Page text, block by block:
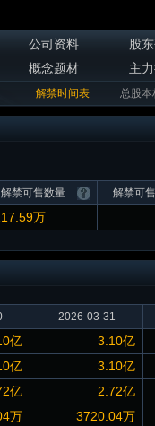
公司资料
股
概念题材 主
解禁时间表 总股本
解禁可售数量
解禁可
万
2026-03-31
亿 3.10亿
亿 3.10亿
亿 2.72亿
万 3720.04万